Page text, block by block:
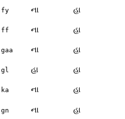
fy ના હા
ff ના હા
gaa ના હા
gl હા હા
ka ના હા
gn ના હા